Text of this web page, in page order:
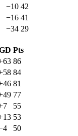
−10 42
−16 41
−34 29
Pts
86
84
81
77
55
53
50